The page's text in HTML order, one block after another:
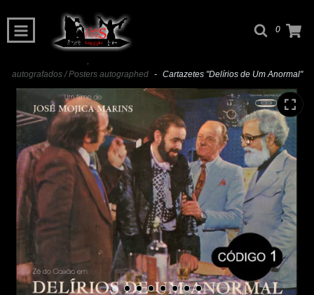
0
autografados / Posters autographed
- Cartazetes "Delírios de Um Anormal"